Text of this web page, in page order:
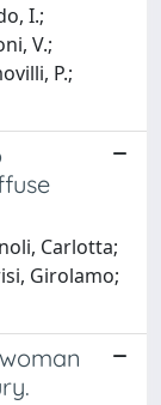
I.;
V.;
P.;
Carlotta;
Girolamo;